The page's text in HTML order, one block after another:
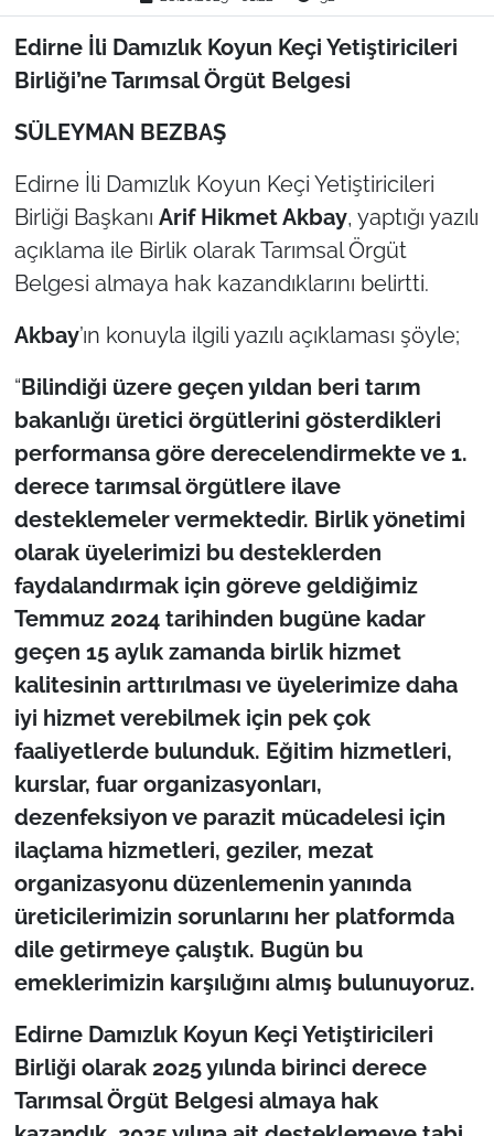
Edirne İli Damızlık Koyun Keçi Yetiştiricileri
Birliği’ne Tarımsal Örgüt Belgesi
SÜLEYMAN BEZBAŞ
Edirne İli Damızlık Koyun Keçi Yetiştiricileri
Birliği Başkanı Arif Hikmet Akbay, yaptığı yazılı
açıklama ile Birlik olarak Tarımsal Örgüt
Belgesi almaya hak kazandıklarını belirtti.
Akbay’ın konuyla ilgili yazılı açıklaması şöyle;
“Bilindiği üzere geçen yıldan beri tarım
bakanlığı üretici örgütlerini gösterdikleri
performansa göre derecelendirmekte ve 1.
derece tarımsal örgütlere ilave
desteklemeler vermektedir. Birlik yönetimi
olarak üyelerimizi bu desteklerden
faydalandırmak için göreve geldiğimiz
Temmuz 2024 tarihinden bugüne kadar
geçen 15 aylık zamanda birlik hizmet
kalitesinin arttırılması ve üyelerimize daha
iyi hizmet verebilmek için pek çok
faaliyetlerde bulunduk. Eğitim hizmetleri,
kurslar, fuar organizasyonları,
dezenfeksiyon ve parazit mücadelesi için
ilaçlama hizmetleri, geziler, mezat
organizasyonu düzenlemenin yanında
üreticilerimizin sorunlarını her platformda
dile getirmeye çalıştık. Bugün bu
emeklerimizin karşılığını almış bulunuyoruz.
Edirne Damızlık Koyun Keçi Yetiştiricileri
Birliği olarak 2025 yılında birinci derece
Tarımsal Örgüt Belgesi almaya hak
YAŞAM
EDİRNE
TEKİRDAĞ
KIRKLARELİ
ÇANAKKALE
TÜRKİYE
Bölge
Güvenlik
Genel
Politika
Flaş Haber
Dış Haberler
Magazin
İş Dünyası
Bilim Teknoloji
English News
Canlı Maç
Finans
Genel-A
Gündem-Eğitim